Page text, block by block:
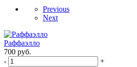
Previous
Next
Раффаэлло
700 руб.
-
+